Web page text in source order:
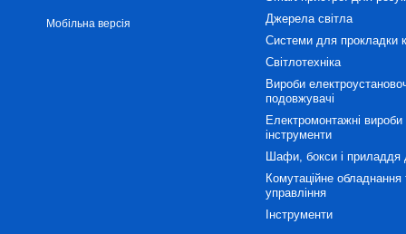
Накладні світильники–
підходять для
Вбудовані світильники
мінімалістичного
Підвісні світильники
–
створення світлових
–
модулі 60см, 120см,
Довжина та
Світильники 60см –
Мобільна версія
Джерела світла
Системи для прокладки
Світлотехніка
Вироби
подовжувачі
Електромонтажні вироби
інструменти
Шафи, бокси і приладдя
Комутаційне обладнання
управління
Інструменти